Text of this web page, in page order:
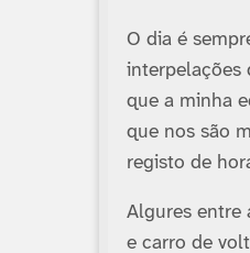
O dia é
interpelações
que a minha
que nos são
registo de
Algures entre
e carro de